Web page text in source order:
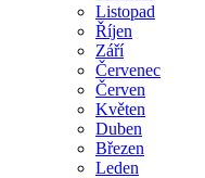
Listopad
Říjen
Září
Červenec
Červen
Květen
Duben
Březen
Leden